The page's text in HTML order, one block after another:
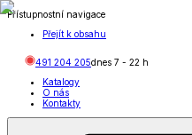
Přístupnostní navigace
Přejít k obsahu
491 204 205dnes 7 - 22 h
Katalogy
O nás
Kontakty